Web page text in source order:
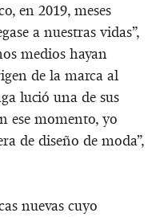
en 2019, meses
a nuestras vidas”,
medios hayan
de la marca al
lució una de sus
ese momento, yo
de diseño de moda”,
nuevas cuyo